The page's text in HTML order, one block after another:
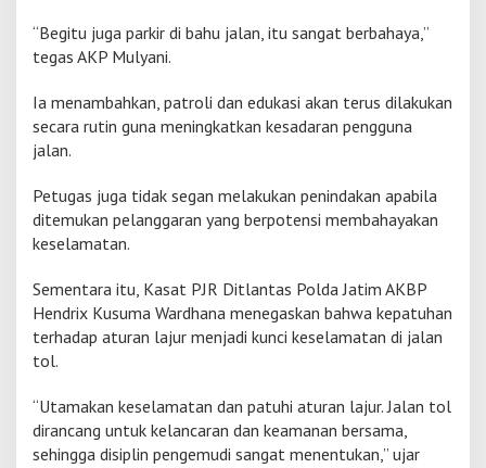
“Begitu juga parkir di bahu jalan, itu sangat berbahaya,”
tegas AKP Mulyani.
Ia menambahkan, patroli dan edukasi akan terus dilakukan
secara rutin guna meningkatkan kesadaran pengguna
jalan.
Petugas juga tidak segan melakukan penindakan apabila
ditemukan pelanggaran yang berpotensi membahayakan
keselamatan.
Sementara itu, Kasat PJR Ditlantas Polda Jatim AKBP
Hendrix Kusuma Wardhana menegaskan bahwa kepatuhan
terhadap aturan lajur menjadi kunci keselamatan di jalan
tol.
“Utamakan keselamatan dan patuhi aturan lajur. Jalan tol
dirancang untuk kelancaran dan keamanan bersama,
sehingga disiplin pengemudi sangat menentukan,” ujar